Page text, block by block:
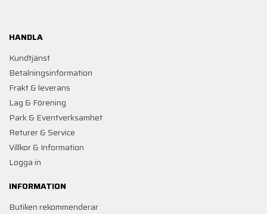
HANDLA
Kundtjänst
Betalningsinformation
Frakt & leverans
Lag & Förening
Park & Eventverksamhet
Returer & Service
Villkor & Information
Logga in
INFORMATION
Butiken rekommenderar